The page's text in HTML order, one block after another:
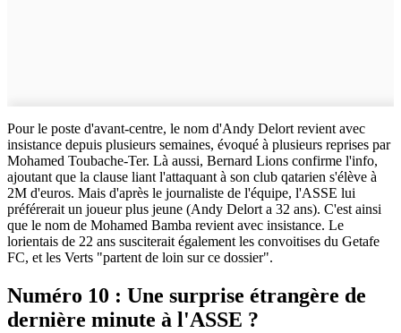
Pour le poste d'avant-centre, le nom d'Andy Delort revient avec
insistance depuis plusieurs semaines, évoqué à plusieurs reprises par
Mohamed Toubache-Ter. Là aussi, Bernard Lions confirme l'info,
ajoutant que la clause liant l'attaquant à son club qatarien s'élève à
2M d'euros. Mais d'après le journaliste de l'équipe, l'ASSE lui
préférerait un joueur plus jeune (Andy Delort a 32 ans). C'est ainsi
que le nom de Mohamed Bamba revient avec insistance. Le
lorientais de 22 ans susciterait également les convoitises du Getafe
FC, et les Verts "partent de loin sur ce dossier".
Numéro 10 : Une surprise étrangère de
dernière minute à l'ASSE ?